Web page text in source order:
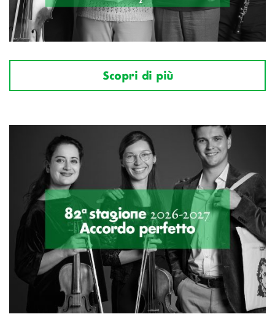
Scopri di più